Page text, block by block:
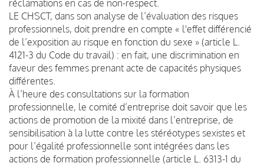
réclamations en cas de non-respect.
LE CHSCT, dans son analyse de l’évaluation des risques
professionnels, doit prendre en compte « l'effet différencié
de l’exposition au risque en fonction du sexe » (article L.
4121-3 du Code du travail) : en fait, une discrimination en
faveur des femmes prenant acte de capacités physiques
différentes.
À l’heure des consultations sur la formation
professionnelle, le comité d’entreprise doit savoir que les
actions de promotion de la mixité dans l’entreprise, de
sensibilisation à la lutte contre les stéréotypes sexistes et
pour l’égalité professionnelle sont intégrées dans les
actions de formation professionnelle (article L. 6313-1 du